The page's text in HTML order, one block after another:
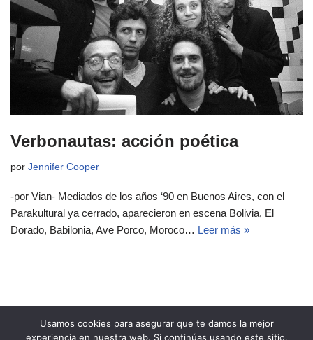
Verbonautas: acción poética
por Jennifer Cooper
-por Vian- Mediados de los años ‘90 en Buenos Aires, con el
Parakultural ya cerrado, aparecieron en escena Bolivia, El
Dorado, Babilonia, Ave Porco, Moroco… Leer más »
Usamos cookies para asegurar que te damos la mejor
experiencia en nuestra web. Si continúas usando este sitio,